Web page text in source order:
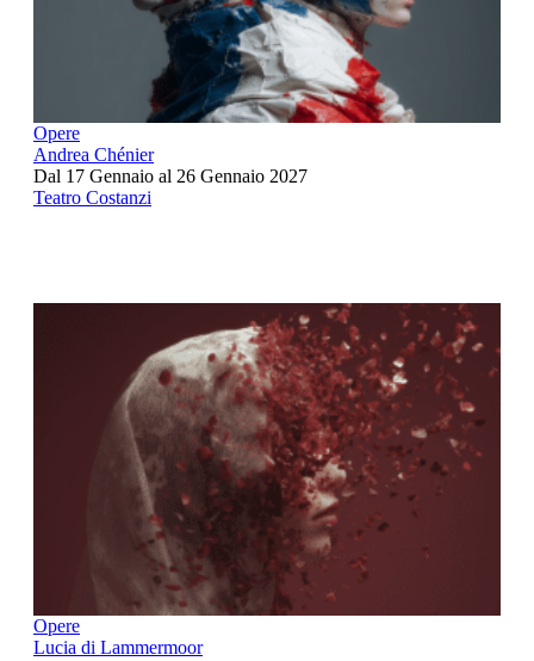
Opere
Andrea Chénier
Dal 17 Gennaio al 26 Gennaio 2027
Teatro Costanzi
Opere
Lucia di Lammermoor